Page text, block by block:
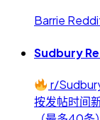
Barrie
Sudbury
r/
按发帖时间